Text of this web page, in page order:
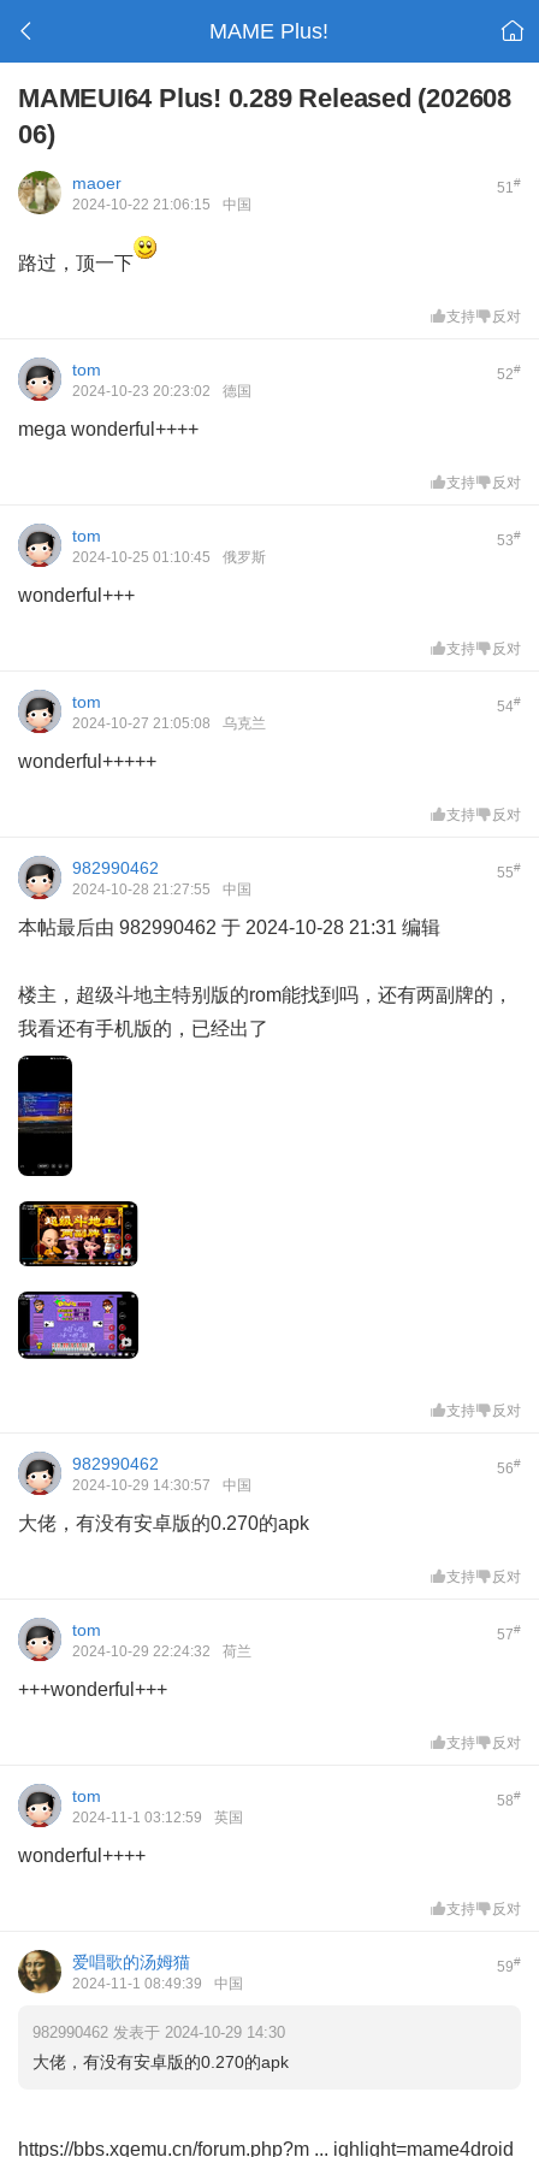
MAME Plus!
MAMEUI64 Plus! 0.289 Released (202608
06)
51#
maoer
2024-10-22 21:06:15 中国
路过，顶一下
支持 反对
52#
tom
2024-10-23 20:23:02 德国
mega wonderful++++
支持 反对
53#
tom
2024-10-25 01:10:45 俄罗斯
wonderful+++
支持 反对
54#
tom
2024-10-27 21:05:08 乌克兰
wonderful+++++
支持 反对
55#
982990462
2024-10-28 21:27:55 中国
本帖最后由 982990462 于 2024-10-28 21:31 编辑
楼主，超级斗地主特别版的rom能找到吗，还有两副牌的，
我看还有手机版的，已经出了
支持 反对
56#
982990462
2024-10-29 14:30:57 中国
大佬，有没有安卓版的0.270的apk
支持 反对
57#
tom
2024-10-29 22:24:32 荷兰
+++wonderful+++
支持 反对
58#
tom
2024-11-1 03:12:59 英国
wonderful++++
支持 反对
59#
爱唱歌的汤姆猫
2024-11-1 08:49:39 中国
982990462 发表于 2024-10-29 14:30
大佬，有没有安卓版的0.270的apk
https://bbs.xqemu.cn/forum.php?m ... ighlight=mame4droid